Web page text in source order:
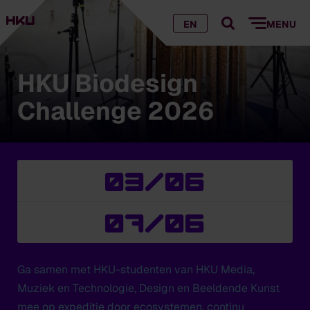
EN MENU
HKU Biodesign
Challenge 2026
03/06
07/06
Ga samen met HKU-studenten van HKU Media,
Muziek en Technologie, Design en Beeldende Kunst
mee op expeditie door ecosystemen, continu